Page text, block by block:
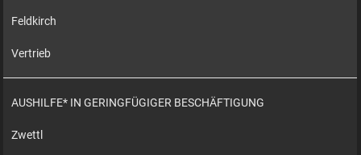
Feldkirch
Vertrieb
AUSHILFE* IN GERINGFÜGIGER BESCHÄFTIGUNG
Zwettl